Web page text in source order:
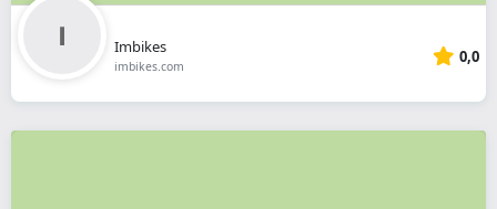
Imbikes
imbikes.com 0,0